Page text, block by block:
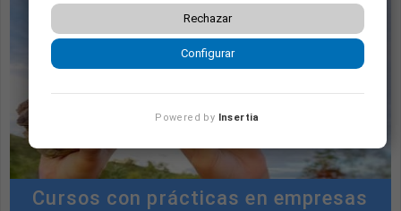
Cursos con prácticas en empresas
Rechazar
Configurar
Powered by Insertia